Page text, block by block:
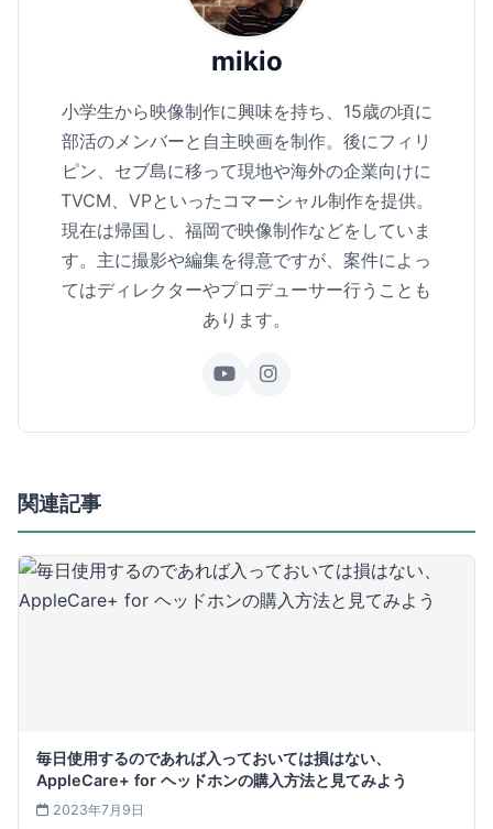
mikio
小学生から映像制作に興味を持ち、15歳の頃に
部活のメンバーと自主映画を制作。後にフィリ
ピン、セブ島に移って現地や海外の企業向けに
TVCM、VPといったコマーシャル制作を提供。
現在は帰国し、福岡で映像制作などをしていま
す。主に撮影や編集を得意ですが、案件によっ
てはディレクターやプロデューサー行うことも
あります。
関連記事
毎日使用するのであれば入っておいては損はない、
AppleCare+ for ヘッドホンの購入方法と見てみよう
2023年7月9日